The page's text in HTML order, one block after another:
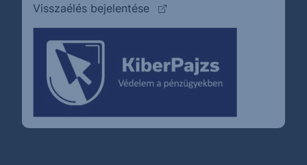
Visszaélés bejelentése
(külső oldalra ugrik)